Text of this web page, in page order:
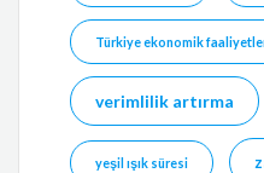
Türkiye ekonomik
verimlilik artırma
yeşil ışık süresi